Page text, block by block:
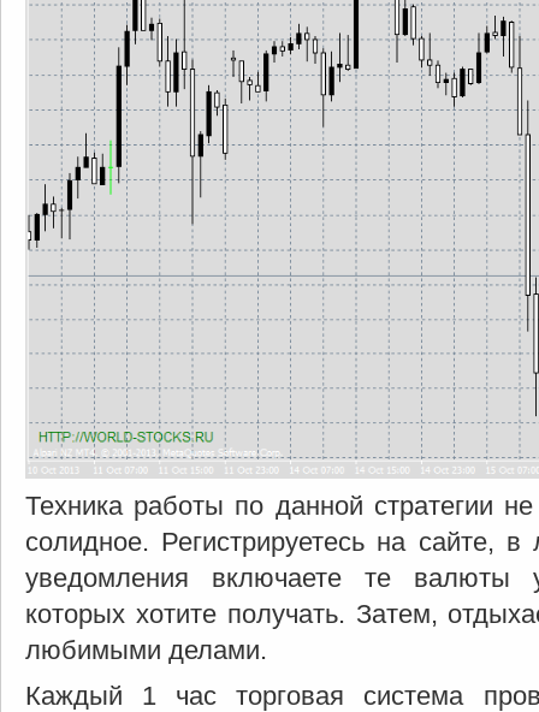
Техника работы по данной стратегии
солидное. Регистрируетесь на сайте,
уведомления включаете те валюты
которых хотите получать. Затем,
любимыми делами.
Каждый 1 час торговая система